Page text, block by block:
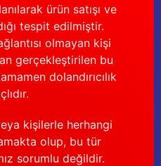
Vakum kazanı kapakları
Vakum kazanları
Paletler
Bakım malzemeleri
Kas gevşetici ürünler
ürün satışı ve
tespit edilmiştir.
olmayan kişi
gerçekleştirilen bu
dolandırıcılık
kişilerle herhangi
olup, bu tür
sorumlu değildir.